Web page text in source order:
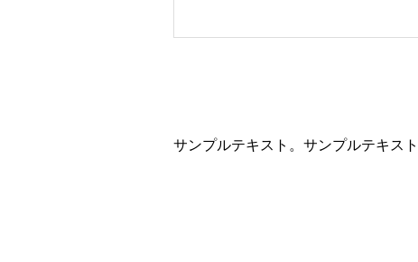
サンプルテキスト。サンプルテキスト